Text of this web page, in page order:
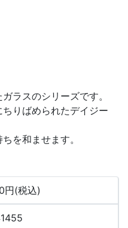
ラスのシリーズです。
りばめられたデイジー
を和ませます。
円(税込)